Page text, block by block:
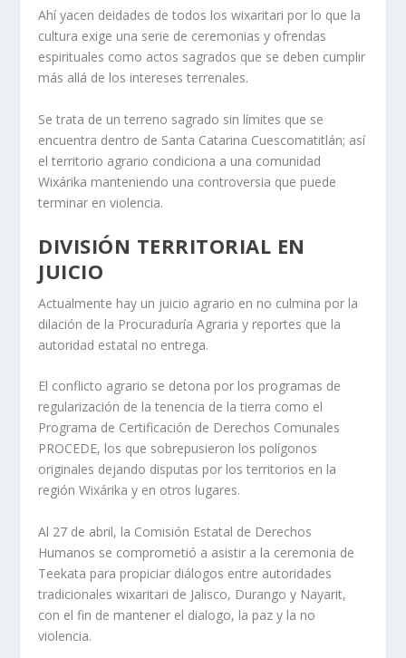
Ahí yacen deidades de todos los wixaritari por lo que la
cultura exige una serie de ceremonias y ofrendas
espirituales como actos sagrados que se deben cumplir
más allá de los intereses terrenales.
Se trata de un terreno sagrado sin límites que se
encuentra dentro de Santa Catarina Cuescomatitlán; así
el territorio agrario condiciona a una comunidad
Wixárika manteniendo una controversia que puede
terminar en violencia.
DIVISIÓN TERRITORIAL EN
JUICIO
Actualmente hay un juicio agrario en no culmina por la
dilación de la Procuraduría Agraria y reportes que la
autoridad estatal no entrega.
El conflicto agrario se detona por los programas de
regularización de la tenencia de la tierra como el
Programa de Certificación de Derechos Comunales
PROCEDE, los que sobrepusieron los polígonos
originales dejando disputas por los territorios en la
región Wixárika y en otros lugares.
Al 27 de abril, la Comisión Estatal de Derechos
Humanos se comprometió a asistir a la ceremonia de
Teekata para propiciar diálogos entre autoridades
tradicionales wixaritari de Jalisco, Durango y Nayarit,
con el fin de mantener el dialogo, la paz y la no
violencia.